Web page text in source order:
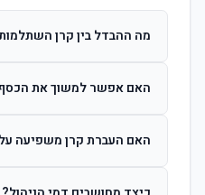
מה ההבדל בין קרן
ההשקעות. קרן מסלולית עוקבת
האם אפשר למשוך את הכסף לפני
הרווחים. לאחר 6
האם העברת קרן משפיעה על